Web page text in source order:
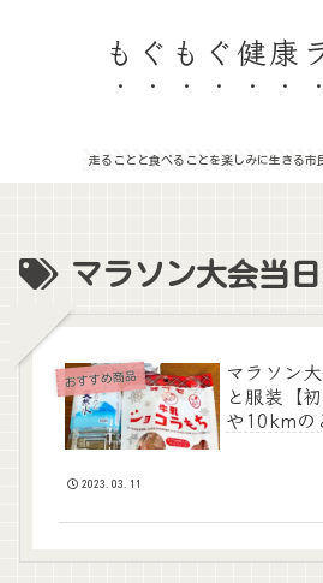
もぐもぐ健康
走ることと食べることを楽しみに生きる市
マラソン大会当
おすすめ商品
マラソン
と服装【
や10kmの
2023.03.11